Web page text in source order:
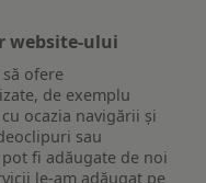
website-ului
ofere
de exemplu
ocazia navigării și
sau
fi adăugate de noi
le-am adăugat pe